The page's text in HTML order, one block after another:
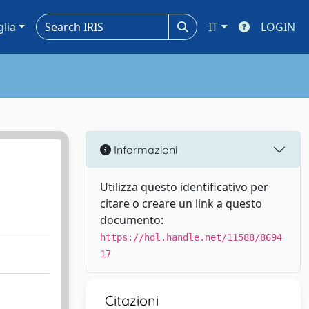
IT LOGIN
Informazioni
Utilizza questo identificativo per
citare o creare un link a questo
documento:
https://hdl.handle.net/11588/8694
17
Citazioni